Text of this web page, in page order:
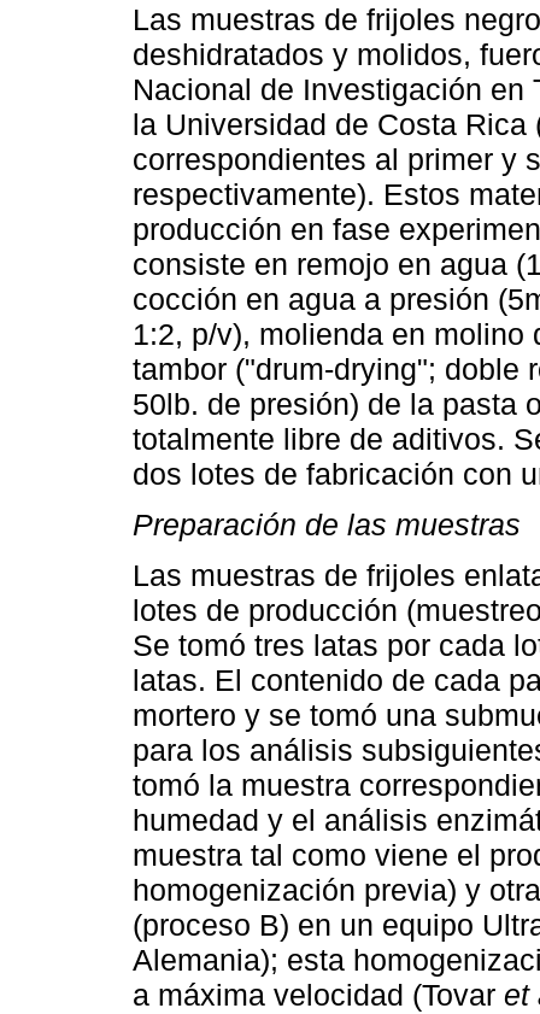
Las muestras de frijoles
deshidratados y molidos,
Nacional de Investigación en
la Universidad de Costa Rica
correspondientes al primer y
respectivamente). Estos
producción en fase
consiste en remojo en agua
cocción en agua a presión
1:2, p/v), molienda en
tambor ("drum-drying"; doble
50lb. de presión) de la pasta
totalmente libre de aditivos.
dos lotes de fabricación con
Preparación de las muestras
Las muestras de frijoles
lotes de producción
Se tomó tres latas por cada
latas. El contenido de cada
mortero y se tomó una
para los análisis
tomó la muestra
humedad y el análisis
muestra tal como viene el
homogenización previa) y
(proceso B) en un equipo
Alemania); esta
a máxima velocidad (Tovar et